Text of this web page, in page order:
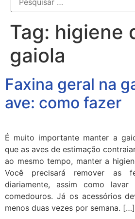
Tag: higiene
gaiola
Faxina geral na
ave: como fazer
É muito importante manter a
que as aves de estimação
ao mesmo tempo, manter a
Você precisará remover as
diariamente, assim como
comedouros. Já os acessórios
menos duas vezes por semana. […]